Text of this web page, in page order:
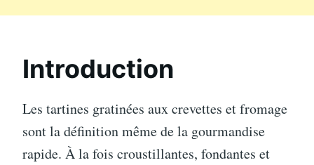
Introduction
Les tartines gratinées aux crevettes et fromage
sont la définition même de la gourmandise
rapide. À la fois croustillantes, fondantes et